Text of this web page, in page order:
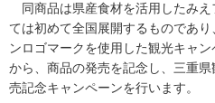
同商品は県産食材を活用したみえ
ては初めて全国展開するものであ
ンロゴマークを使用した観光キャ
から、商品の発売を記念し、三重
売記念キャンペーンを行います。